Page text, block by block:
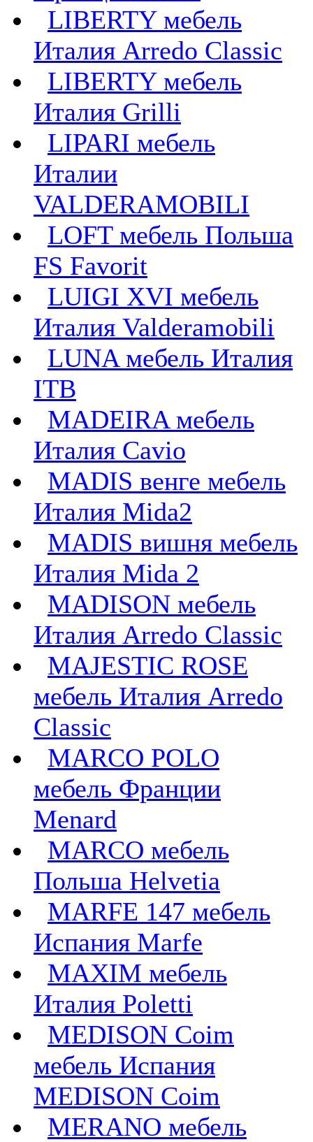
LIBERTY мебель
Италия Arredo Classic
LIBERTY мебель
Италия Grilli
LIPARI мебель
Италии
VALDERAMOBILI
LOFT мебель Польша
FS Favorit
LUIGI XVI мебель
Италия Valderamobili
LUNA мебель Италия
ITB
MADEIRA мебель
Италия Cavio
MADIS венге мебель
Италия Mida2
MADIS вишня мебель
Италия Mida 2
MADISON мебель
Италия Arredo Classic
MAJESTIC ROSE
мебель Италия Arredo
Classic
MARCO POLO
мебель Франции
Menard
MARCO мебель
Польша Helvetia
MARFE 147 мебель
Испания Marfe
MAXIM мебель
Италия Poletti
MEDISON Coim
мебель Испания
MEDISON Coim
MERANO мебель